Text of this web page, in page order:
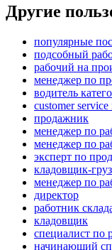
Другие
популярные
подсобный
рабочий на
менеджер по
водитель
customer service
продажник
менеджер по
менеджер по
эксперт по
кладовщик-
менеджер по
директор
работник
кладовщик
специалист по
начинающий